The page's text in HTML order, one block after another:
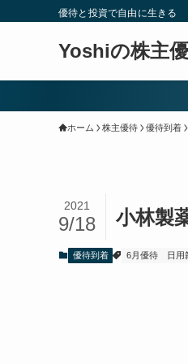
優待と投資で自由に生きる
Yoshiの株主
ホーム 株主優待 優待到着
小林製
2021
9/18
優待到着 6月優待 日用